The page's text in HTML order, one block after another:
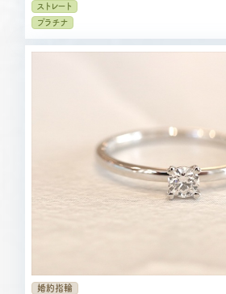
ストレート
プラチナ
婚約指輪